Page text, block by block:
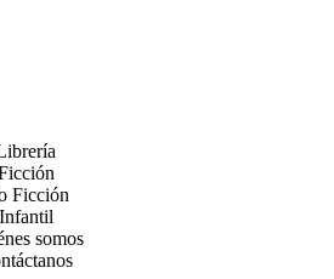
Ficción
Infantil
somos